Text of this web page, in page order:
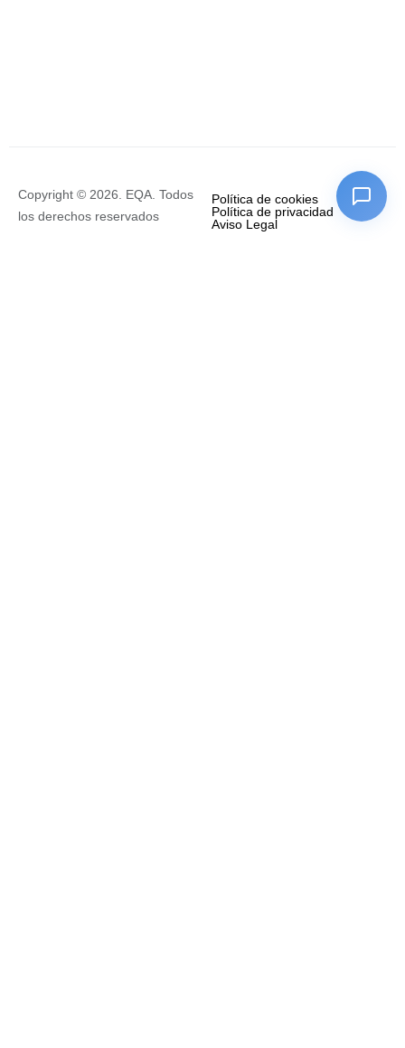
Copyright © 2026. EQA. Todos
los derechos reservados
Política de cookies
Política de privacidad
Aviso Legal